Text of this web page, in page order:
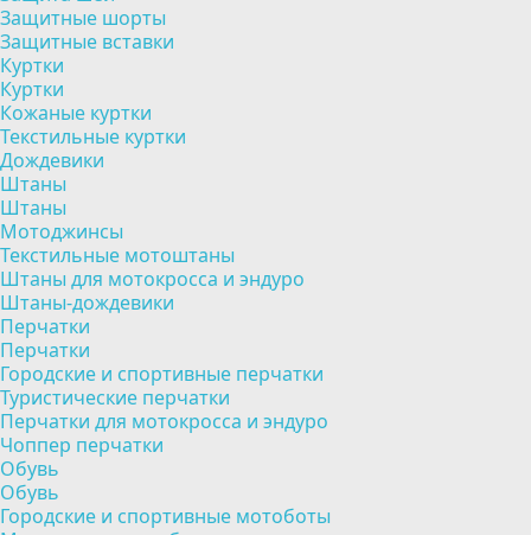
Защитные шорты
Защитные вставки
Куртки
Куртки
Кожаные куртки
Текстильные куртки
Дождевики
Штаны
Штаны
Мотоджинсы
Текстильные мотоштаны
Штаны для мотокросса и эндуро
Штаны-дождевики
Перчатки
Перчатки
Городские и спортивные перчатки
Туристические перчатки
Перчатки для мотокросса и эндуро
Чоппер перчатки
Обувь
Обувь
Городские и спортивные мотоботы